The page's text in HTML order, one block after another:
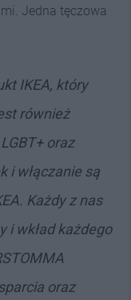
Jedna tęczowa
IKEA, który
również
oraz
i włączanie są
Każdy z nas
i wkład każdego
oraz